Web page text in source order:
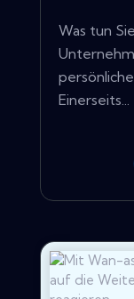
Was tun
Einerseits...